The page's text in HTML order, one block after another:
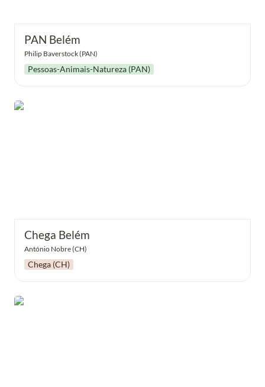
PAN Belém
Philip Baverstock (PAN)
Pessoas-Animais-Natureza (PAN)
Chega Belém
Chega Belém
António Nobre (CH)
Chega (CH)
Belém mais Liberal